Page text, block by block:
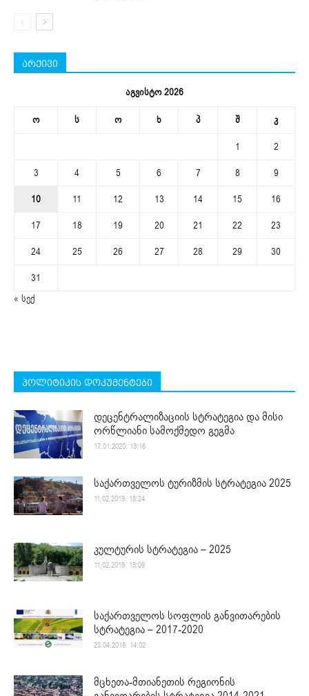
არქივი
აგვისტო 2026
ო ს ო ხ პ შ კ
1
2
3
4 5 6 7 8
9
10
11 12 13 14 15
16
17
18 19 20 21 22
23
24
25 26 27 28 29
30
31
« სექ
პოლიტიკის დოკუმენტები
დეცენტრალიზაციის სტრატეგია და მისი
ორწლიანი სამოქმედო გეგმა
17.01.2020. 13:16
საქართველოს ტურიზმის სტრატეგია 2025
11.02.2019. 18:24
კულტურის სტრატეგია – 2025
11.02.2019. 18:09
საქართველოს სოფლის განვითარების
სტრატეგია – 2017-2020
23.04.2018. 14:02
მცხეთა-მთიანეთის რეგიონის